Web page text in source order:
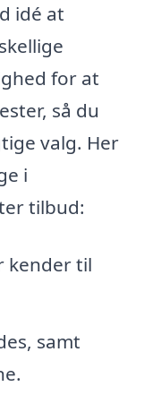
idé at
for at
så du
valg. Her
i
tilbud:
kender til
samt